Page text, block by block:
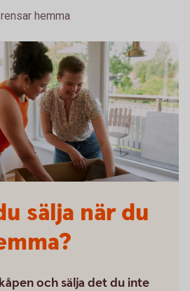
hemma
sälja när du
och sälja det du inte